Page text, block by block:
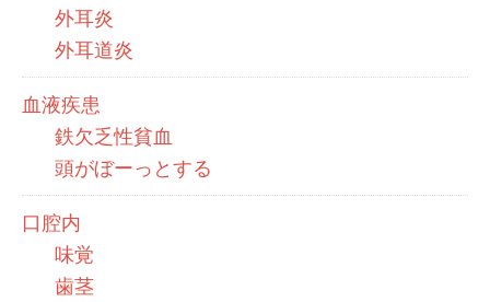
外耳炎
外耳道炎
血液疾患
鉄欠乏性貧血
頭がぼーっとする
口腔内
味覚
歯茎